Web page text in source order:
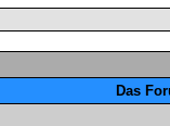
Das